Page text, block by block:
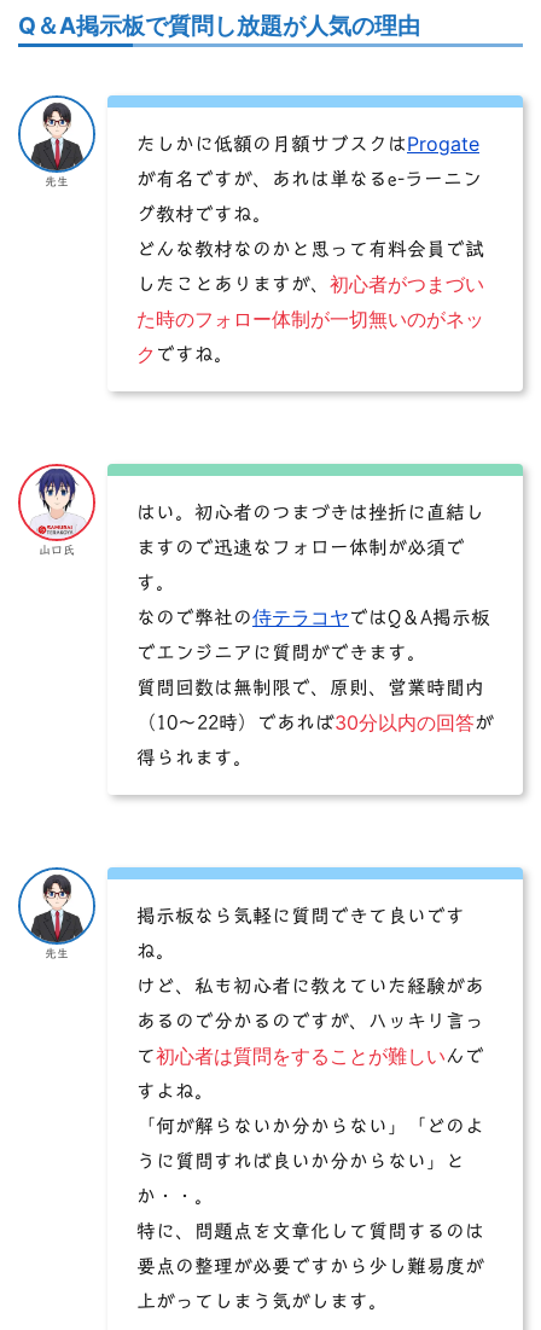
Q＆A掲示板で質問し放題が人気の理由
先生
たしかに低額の月額サブスクはProgate
が有名ですが、あれは単なるe-ラーニン
グ教材ですね。
どんな教材なのかと思って有料会員で試
したことありますが、 初心者がつまづい
た時のフォロー体制が一切無いのがネッ
ク ですね。
山口氏
はい。初心者のつまづきは挫折に直結し
ますので迅速なフォロー体制が必須で
す。
なので弊社の侍テラコヤではQ＆A掲示板
でエンジニアに質問ができます。
質問回数は無制限で、原則、営業時間内
（10〜22時）であれば30分以内の回答が
得られます。
先生
掲示板なら気軽に質問できて良いです
ね。
けど、私も初心者に教えていた経験があ
あるので分かるのですが、ハッキリ言っ
て初心者は質問をすることが難しいんで
すよね。
「何が解らないか分からない」「どのよ
うに質問すれば良いか分からない」と
か・・。
特に、問題点を文章化して質問するのは
要点の整理が必要ですから少し難易度が
上がってしまう気がします。